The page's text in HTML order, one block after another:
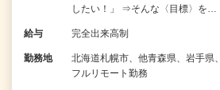
したい！」 ⇒そんな〈目標〉を…
給与 完全出来高制
勤務地
北海道札幌市、他青森県、岩手
フルリモート勤務